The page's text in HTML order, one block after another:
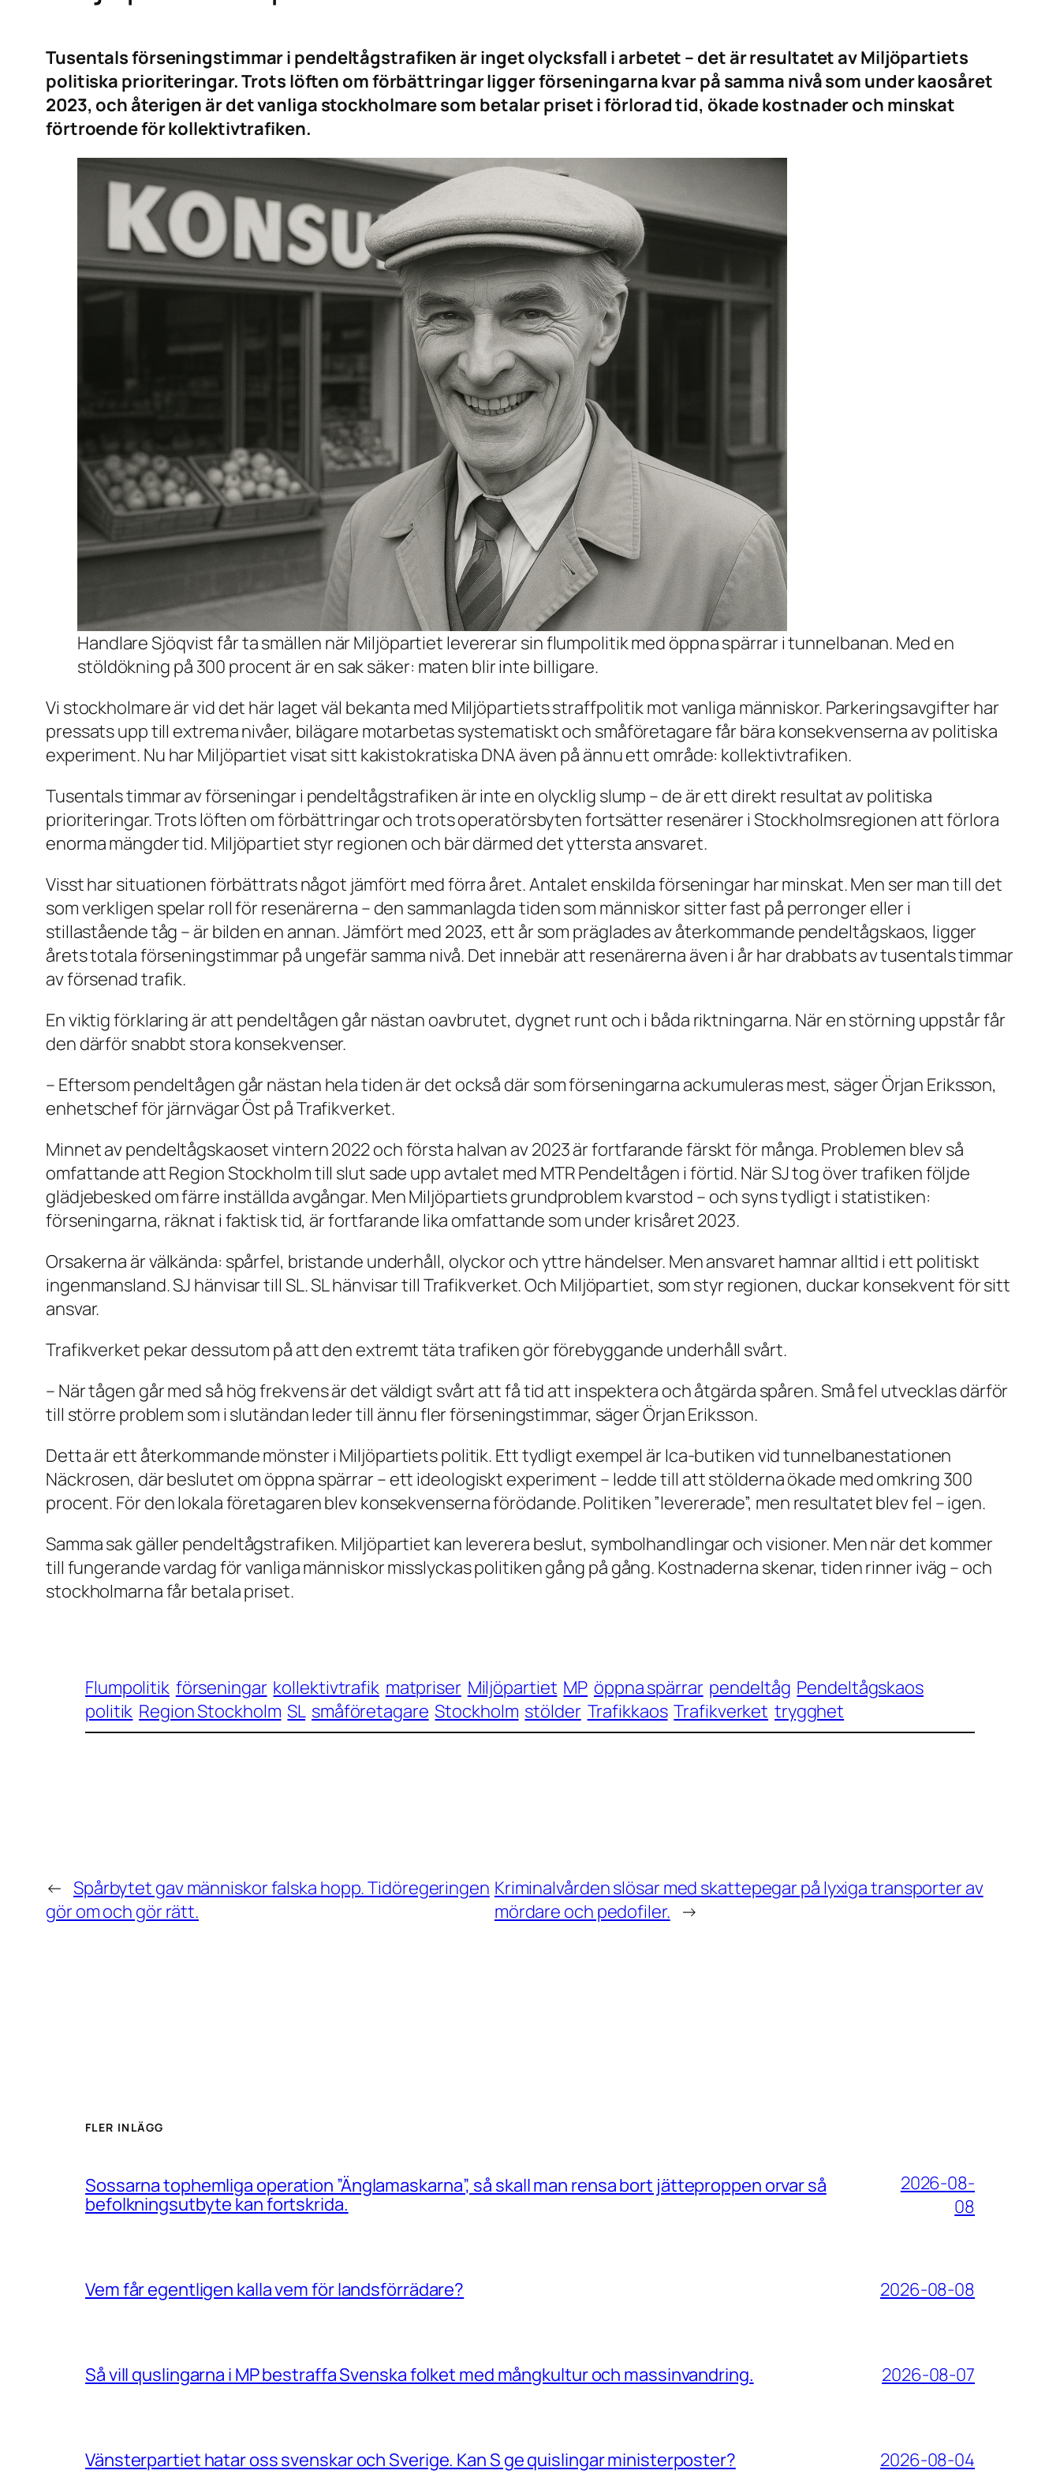
Tusentals förseningstimmar i pendeltågstrafiken är inget olycksfall i arbetet – det är resultatet av Miljöpartiets
politiska prioriteringar. Trots löften om förbättringar ligger förseningarna kvar på samma nivå som under kaosåret
2023, och återigen är det vanliga stockholmare som betalar priset i förlorad tid, ökade kostnader och minskat
förtroende för kollektivtrafiken.
Handlare Sjöqvist får ta smällen när Miljöpartiet levererar sin flumpolitik med öppna spärrar i tunnelbanan. Med en
stöldökning på 300 procent är en sak säker: maten blir inte billigare.
Vi stockholmare är vid det här laget väl bekanta med Miljöpartiets straffpolitik mot vanliga människor. Parkeringsavgifter har
pressats upp till extrema nivåer, bilägare motarbetas systematiskt och småföretagare får bära konsekvenserna av politiska
experiment. Nu har Miljöpartiet visat sitt kakistokratiska DNA även på ännu ett område: kollektivtrafiken.
Tusentals timmar av förseningar i pendeltågstrafiken är inte en olycklig slump – de är ett direkt resultat av politiska
prioriteringar. Trots löften om förbättringar och trots operatörsbyten fortsätter resenärer i Stockholmsregionen att förlora
enorma mängder tid. Miljöpartiet styr regionen och bär därmed det yttersta ansvaret.
Visst har situationen förbättrats något jämfört med förra året. Antalet enskilda förseningar har minskat. Men ser man till det
som verkligen spelar roll för resenärerna – den sammanlagda tiden som människor sitter fast på perronger eller i
stillastående tåg – är bilden en annan. Jämfört med 2023, ett år som präglades av återkommande pendeltågskaos, ligger
årets totala förseningstimmar på ungefär samma nivå. Det innebär att resenärerna även i år har drabbats av tusentals timmar
av försenad trafik.
En viktig förklaring är att pendeltågen går nästan oavbrutet, dygnet runt och i båda riktningarna. När en störning uppstår får
den därför snabbt stora konsekvenser.
– Eftersom pendeltågen går nästan hela tiden är det också där som förseningarna ackumuleras mest, säger Örjan Eriksson,
enhetschef för järnvägar Öst på Trafikverket.
Minnet av pendeltågskaoset vintern 2022 och första halvan av 2023 är fortfarande färskt för många. Problemen blev så
omfattande att Region Stockholm till slut sade upp avtalet med MTR Pendeltågen i förtid. När SJ tog över trafiken följde
glädjebesked om färre inställda avgångar. Men Miljöpartiets grundproblem kvarstod – och syns tydligt i statistiken:
förseningarna, räknat i faktisk tid, är fortfarande lika omfattande som under krisåret 2023.
Orsakerna är välkända: spårfel, bristande underhåll, olyckor och yttre händelser. Men ansvaret hamnar alltid i ett politiskt
ingenmansland. SJ hänvisar till SL. SL hänvisar till Trafikverket. Och Miljöpartiet, som styr regionen, duckar konsekvent för sitt
ansvar.
Trafikverket pekar dessutom på att den extremt täta trafiken gör förebyggande underhåll svårt.
– När tågen går med så hög frekvens är det väldigt svårt att få tid att inspektera och åtgärda spåren. Små fel utvecklas därför
till större problem som i slutändan leder till ännu fler förseningstimmar, säger Örjan Eriksson.
Detta är ett återkommande mönster i Miljöpartiets politik. Ett tydligt exempel är Ica-butiken vid tunnelbanestationen
Näckrosen, där beslutet om öppna spärrar – ett ideologiskt experiment – ledde till att stölderna ökade med omkring 300
procent. För den lokala företagaren blev konsekvenserna förödande. Politiken ”levererade”, men resultatet blev fel – igen.
Samma sak gäller pendeltågstrafiken. Miljöpartiet kan leverera beslut, symbolhandlingar och visioner. Men när det kommer
till fungerande vardag för vanliga människor misslyckas politiken gång på gång. Kostnaderna skenar, tiden rinner iväg – och
stockholmarna får betala priset.
Flumpolitik förseningar kollektivtrafik matpriser Miljöpartiet MP öppna spärrar pendeltåg Pendeltågskaos
politik Region Stockholm SL småföretagare Stockholm stölder Trafikkaos Trafikverket trygghet
← Spårbytet gav människor falska hopp. Tidöregeringen
gör om och gör rätt.
Kriminalvården slösar med skattepegar på lyxiga transporter av
mördare och pedofiler. →
FLER INLÄGG
Sossarna tophemliga operation ”Änglamaskarna”, så skall man rensa bort jätteproppen orvar så
befolkningsutbyte kan fortskrida.
2026-08-
08
Vem får egentligen kalla vem för landsförrädare? 2026-08-08
Så vill quslingarna i MP bestraffa Svenska folket med mångkultur och massinvandring. 2026-08-07
Vänsterpartiet hatar oss svenskar och Sverige. Kan S ge quislingar ministerposter? 2026-08-04